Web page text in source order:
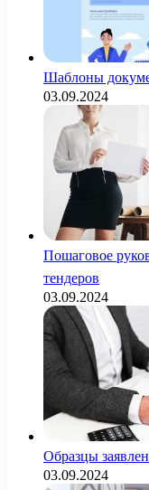
Шаблоны
03.09.2024
Пошаговое
тендеров
03.09.2024
Образцы
03.09.2024